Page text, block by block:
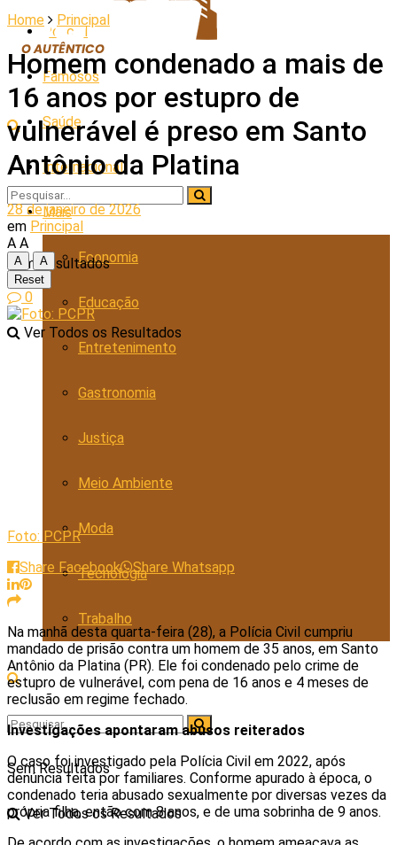
Policial
Famosos
Saúde
Internacional
Mais
Economia
Educação
Entretenimento
Gastronomia
Justiça
Meio Ambiente
Moda
Tecnologia
Trabalho
Sem Resultados
Ver Todos os Resultados
Sem Resultados
Ver Todos os Resultados
Home Principal
Homem condenado a mais de
16 anos por estupro de
vulnerável é preso em Santo
Antônio da Platina
28 de janeiro de 2026
em Principal
A A
A
A
Reset
0
Foto: PCPR
Share Facebook
Share Whatsapp
Na manhã desta quarta-feira (28), a Polícia Civil cumpriu
mandado de prisão contra um homem de 35 anos, em Santo
Antônio da Platina (PR). Ele foi condenado pelo crime de
estupro de vulnerável, com pena de 16 anos e 4 meses de
reclusão em regime fechado.
Investigações apontaram abusos reiterados
O caso foi investigado pela Polícia Civil em 2022, após
denúncia feita por familiares. Conforme apurado à época, o
condenado teria abusado sexualmente por diversas vezes da
própria filha, então com 8 anos, e de uma sobrinha de 9 anos.